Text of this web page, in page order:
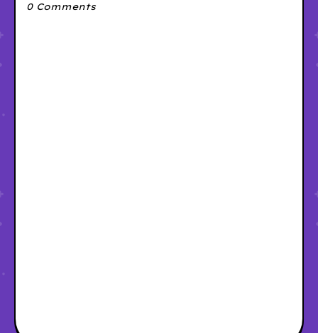
0 Comments